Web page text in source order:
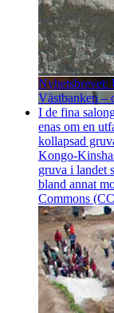
Nyhetsbrevet:
Västbanken –
I de fina
enas om en
kollapsad
Kongo-
gruva i landet
bland annat
Commons